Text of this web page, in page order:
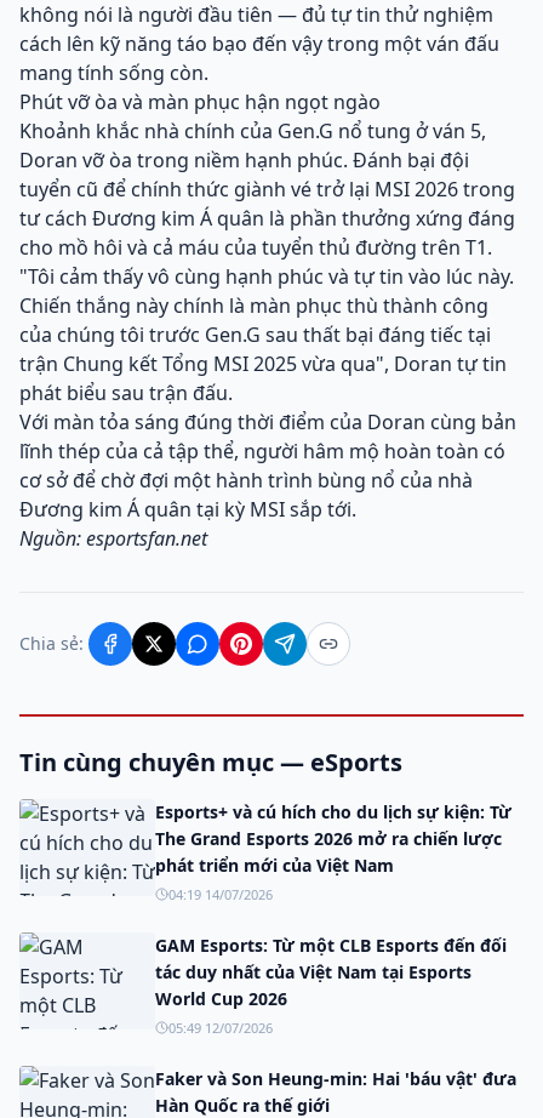
không nói là người đầu tiên — đủ tự tin thử nghiệm
cách lên kỹ năng táo bạo đến vậy trong một ván đấu
mang tính sống còn.
Phút vỡ òa và màn phục hận ngọt ngào
Khoảnh khắc nhà chính của Gen.G nổ tung ở ván 5,
Doran vỡ òa trong niềm hạnh phúc. Đánh bại đội
tuyển cũ để chính thức giành vé trở lại MSI 2026 trong
tư cách Đương kim Á quân là phần thưởng xứng đáng
cho mồ hôi và cả máu của tuyển thủ đường trên T1.
"Tôi cảm thấy vô cùng hạnh phúc và tự tin vào lúc này.
Chiến thắng này chính là màn phục thù thành công
của chúng tôi trước Gen.G sau thất bại đáng tiếc tại
trận Chung kết Tổng MSI 2025 vừa qua", Doran tự tin
phát biểu sau trận đấu.
Với màn tỏa sáng đúng thời điểm của Doran cùng bản
lĩnh thép của cả tập thể, người hâm mộ hoàn toàn có
cơ sở để chờ đợi một hành trình bùng nổ của nhà
Đương kim Á quân tại kỳ MSI sắp tới.
Nguồn: esportsfan.net
Chia sẻ:
Tin cùng chuyên mục — eSports
Esports+ và cú hích cho du lịch sự kiện: Từ
The Grand Esports 2026 mở ra chiến lược
phát triển mới của Việt Nam
04:19 14/07/2026
GAM Esports: Từ một CLB Esports đến đối
tác duy nhất của Việt Nam tại Esports
World Cup 2026
05:49 12/07/2026
Faker và Son Heung-min: Hai 'báu vật' đưa
Hàn Quốc ra thế giới